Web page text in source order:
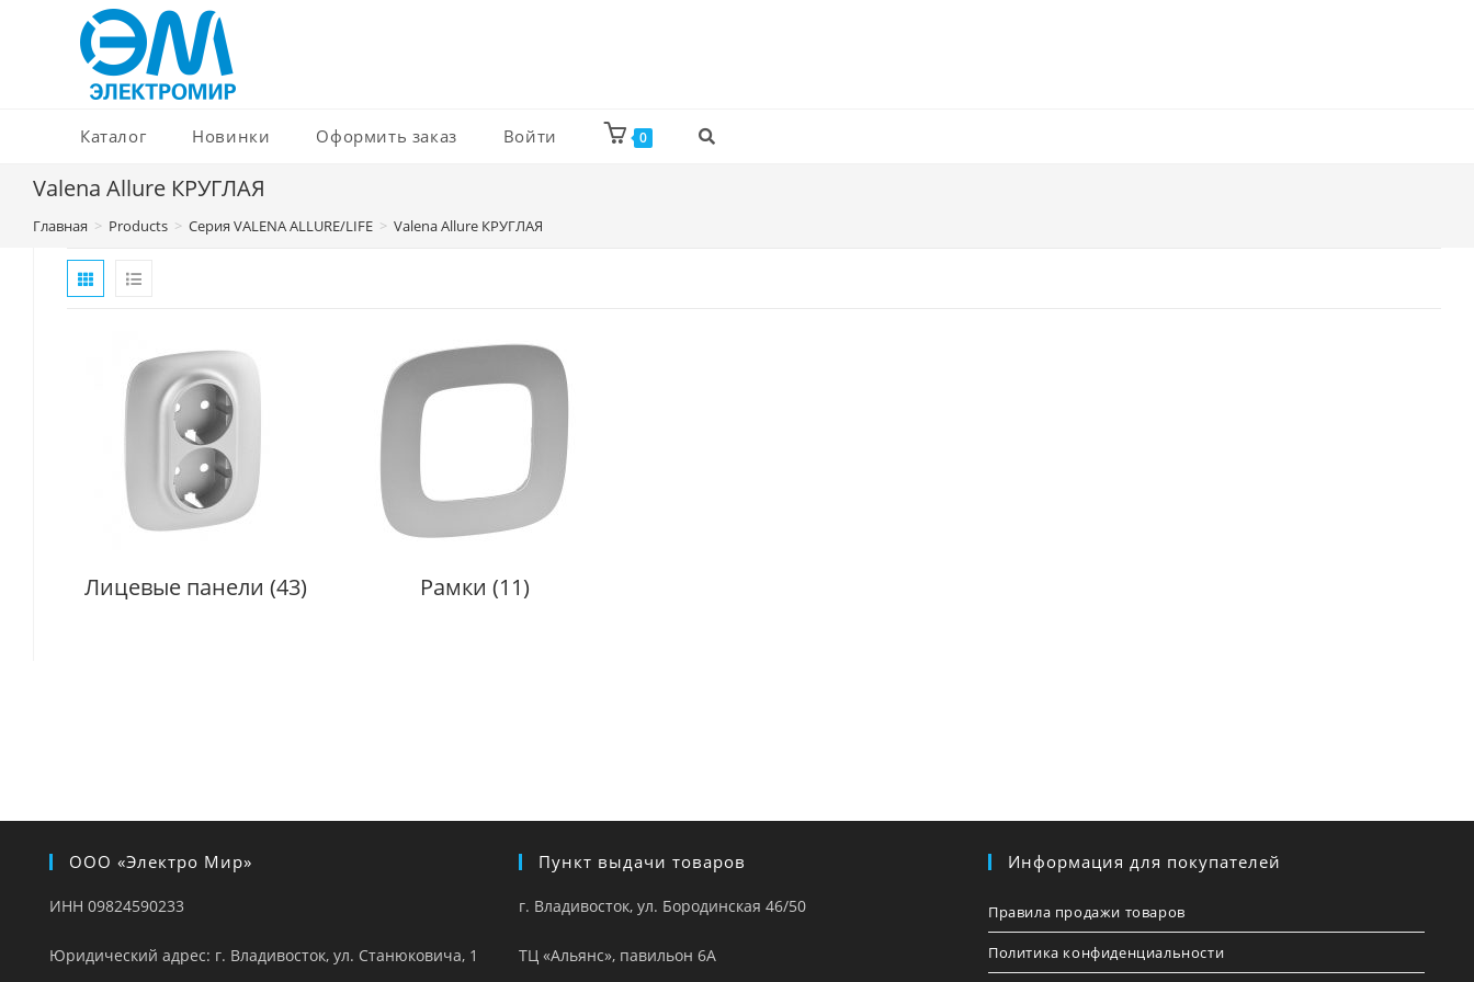
содержимому
Каталог Новинки Оформить заказ Войти 0
Valena Allure КРУГЛАЯ
Главная > Products > Серия VALENA ALLURE/LIFE > Valena Allure КРУГЛАЯ
Лицевые панели (43) Рамки (11)
ООО «Электро Мир»
ИНН 09824590233
Юридический адрес: г. Владивосток, ул. Станюковича, 1
Пункт выдачи товаров
г. Владивосток, ул. Бородинская 46/50
ТЦ «Альянс», павильон 6А
Информация для покупателей
Правила продажи товаров
Политика конфиденциальности